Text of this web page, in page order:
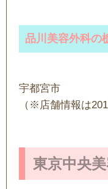
品川美容外科の
宇都宮市
（※店舗情報は
東京中央